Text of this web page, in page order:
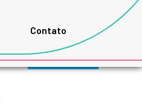
Contato
PESQUISAR